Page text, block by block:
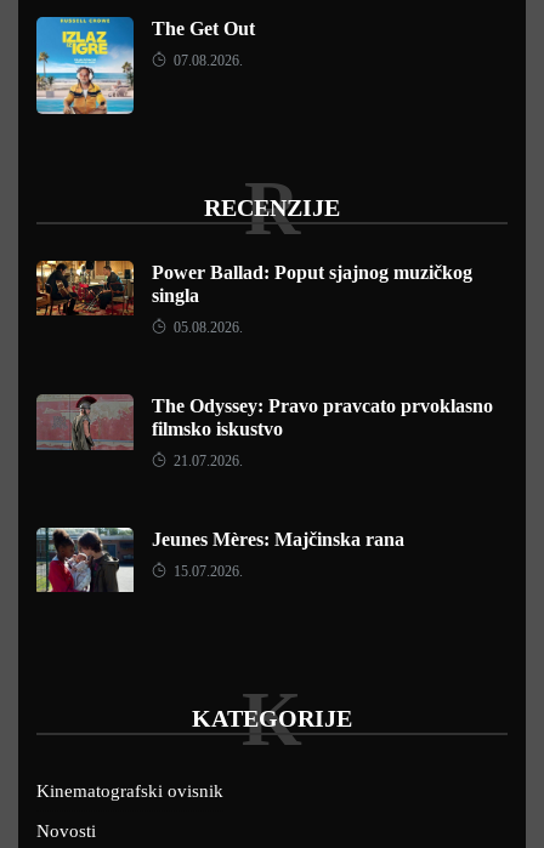
The Get Out
07.08.2026.
RECENZIJE
R
Power Ballad: Poput sjajnog muzičkog
singla
05.08.2026.
The Odyssey: Pravo pravcato prvoklasno
filmsko iskustvo
21.07.2026.
Jeunes Mères: Majčinska rana
15.07.2026.
KATEGORIJE
K
Kinematografski ovisnik
Novosti